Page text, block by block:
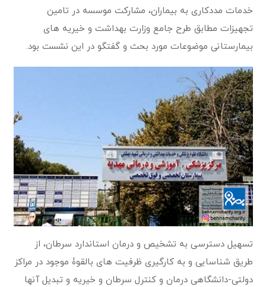
خدمات مددکاری به بیماران، مشارکت موسسه در تامین
تجهیزات مطابق طرح‌ جامع وزارت بهداشت و خیریه های
بیمارستانی موضوعات مورد بحث و گفتگو در این نشست بود.
تسهیل دسترسی به تشخیص و درمان استاندارد سرطان، از
طریق شناسایی و به کارگیری ظرفیت های بالقوۀ موجود در مراکز
دولتی-دانشگاهی درمان و کنترل سرطان و خیریه و تبدیل آنها